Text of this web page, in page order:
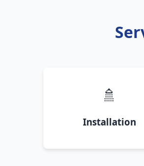
🚿
Installation